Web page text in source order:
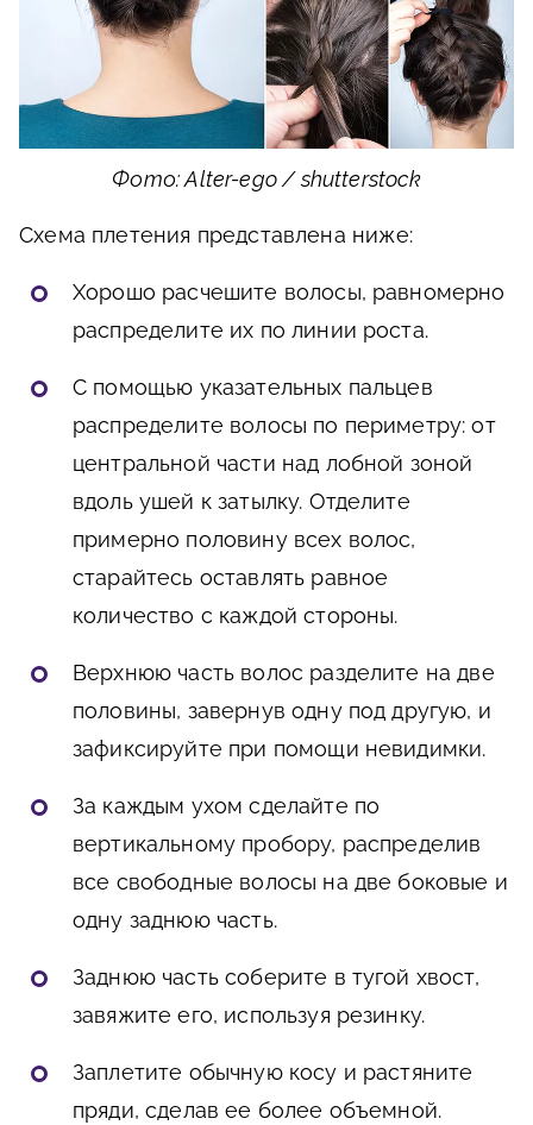
Фото: Alter-ego / shutterstock
Схема плетения представлена ниже:
Хорошо расчешите волосы, равномерно
распределите их по линии роста.
С помощью указательных пальцев
распределите волосы по периметру: от
центральной части над лобной зоной
вдоль ушей к затылку. Отделите
примерно половину всех волос,
старайтесь оставлять равное
количество с каждой стороны.
Верхнюю часть волос разделите на две
половины, завернув одну под другую, и
зафиксируйте при помощи невидимки.
За каждым ухом сделайте по
вертикальному пробору, распределив
все свободные волосы на две боковые и
одну заднюю часть.
Заднюю часть соберите в тугой хвост,
завяжите его, используя резинку.
Заплетите обычную косу и растяните
пряди, сделав ее более объемной.